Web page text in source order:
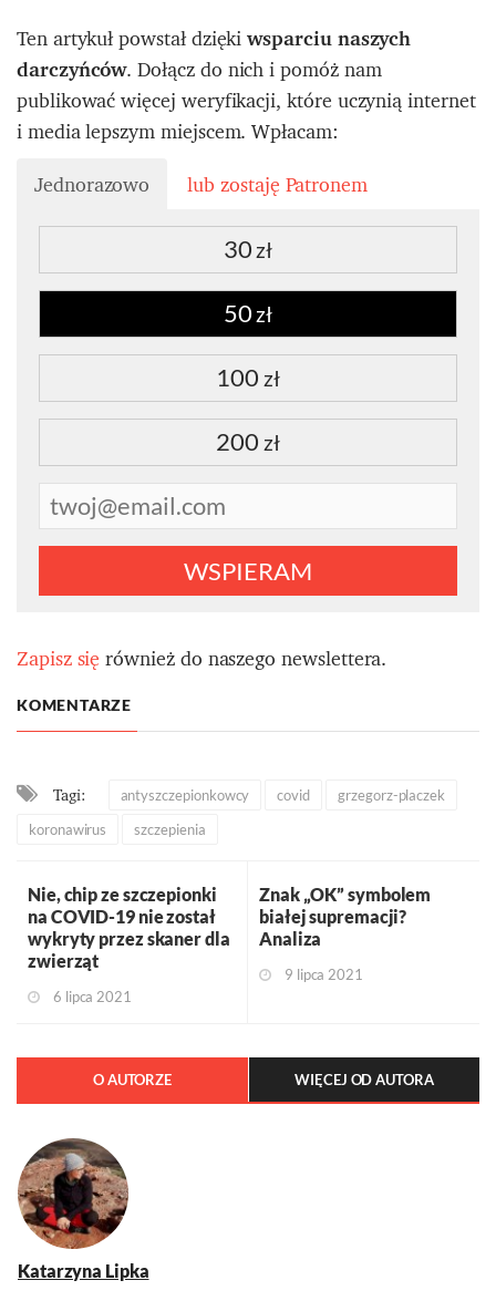
Ten artykuł powstał dziękiwsparciu naszych
darczyńców. Dołącz do nich i pomóż nam
publikować więcej weryfikacji, które uczynią internet
i media lepszym miejscem. Wpłacam:
Jednorazowo
lub zostaję Patronem
30 zł
50 zł
100 zł
200 zł
WSPIERAM
Zapisz sięrównież do naszego newslettera.
KOMENTARZE
Tagi: antyszczepionkowcy covid
grzegorz-placzek
koronawirus
szczepienia
Nie, chip ze szczepionki
na COVID-19 nie został
wykryty przez skaner dla
zwierząt
6 lipca 2021
Znak „OK” symbolem
białej supremacji?
Analiza
9 lipca 2021
O AUTORZE WIĘCEJ OD AUTORA
Katarzyna Lipka